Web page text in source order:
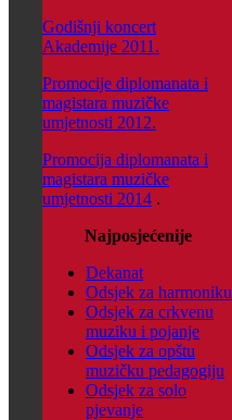
Godišnji koncert
Akademije 2011.
Promocije diplomanata i
magistara muzičke
umjetnosti 2012.
Promocija diplomanata i
magistara muzičke
umjetnosti 2014 .
Najposjećenije
Dekanat
Odsjek za harmoniku
Odsjek za crkvenu
muziku i pojanje
Odsjek za opštu
muzičku pedagogiju
Odsjek za solo
pjevanje